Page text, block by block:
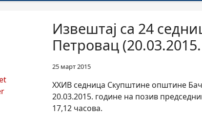
Извештај са 24
Петровац
25 март 2015
XXИВ седница Скупштине општине
20.03.2015. године на позив
17,12 часова.